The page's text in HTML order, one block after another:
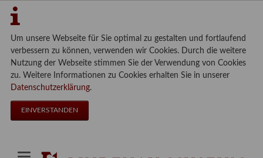
Um unsere Webseite für Sie optimal zu gestalten und fortlaufend
verbessern zu können, verwenden wir Cookies. Durch die weitere
Nutzung der Webseite stimmen Sie der Verwendung von Cookies
zu. Weitere Informationen zu Cookies erhalten Sie in unserer
Datenschutzerklärung.
EINVERSTANDEN